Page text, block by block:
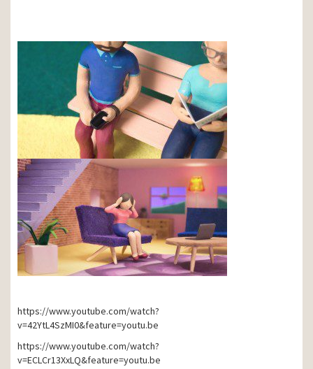
https://www.youtube.com/watch?
v=42YtL4SzMI0&feature=youtu.be
https://www.youtube.com/watch?
v=ECLCr13XxLQ&feature=youtu.be